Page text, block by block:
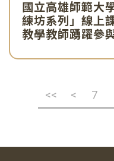
國立高雄師範大
練坊系列」線上
教學教師踴躍參
<< < 7